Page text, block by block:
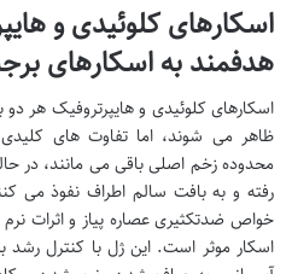
اسکارهای کلوئیدی و
هدفمند به اسکارهای
اسکارهای کلوئیدی و هایپرتروفیک هر
ظاهر می شوند، اما تفاوت های کلیدی
محدوده زخم اصلی باقی می مانند، در
رفته و به بافت سالم اطراف نفوذ می
خواص ضدتکثیری عصاره پیاز و اثرات
اسکار موثر است. این ژل با کنترل رشد